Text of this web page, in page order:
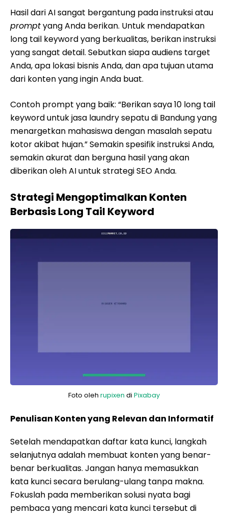
Hasil dari AI sangat bergantung pada instruksi atau
promptyang Anda berikan. Untuk mendapatkan
long tail keyword yang berkualitas, berikan instruksi
yang sangat detail. Sebutkan siapa audiens target
Anda, apa lokasi bisnis Anda, dan apa tujuan utama
dari konten yang ingin Anda buat.
Contoh prompt yang baik: “Berikan saya 10 long tail
keyword untuk jasa laundry sepatu di Bandung yang
menargetkan mahasiswa dengan masalah sepatu
kotor akibat hujan.” Semakin spesifik instruksi Anda,
semakin akurat dan berguna hasil yang akan
diberikan oleh AI untuk strategi SEO Anda.
Strategi Mengoptimalkan Konten
Berbasis Long Tail Keyword
Foto oleh rupixen di Pixabay
Penulisan Konten yang Relevan dan Informatif
Setelah mendapatkan daftar kata kunci, langkah
selanjutnya adalah membuat konten yang benar-
benar berkualitas. Jangan hanya memasukkan
kata kunci secara berulang-ulang tanpa makna.
Fokuslah pada memberikan solusi nyata bagi
pembaca yang mencari kata kunci tersebut di